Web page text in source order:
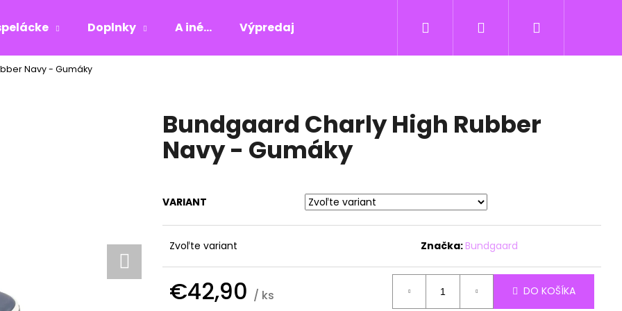
Doplnky A iné... Výpredaj Hľadať Prihlásenie
Navy - Gumáky
Bundgaard Charly High Rubber
Navy - Gumáky
VARIANT
Zvoľte variant Značka:Bundgaard
€42,90 / ks DO KOŠÍKA
Čo potrebujete nájsť?
HĽADAŤ